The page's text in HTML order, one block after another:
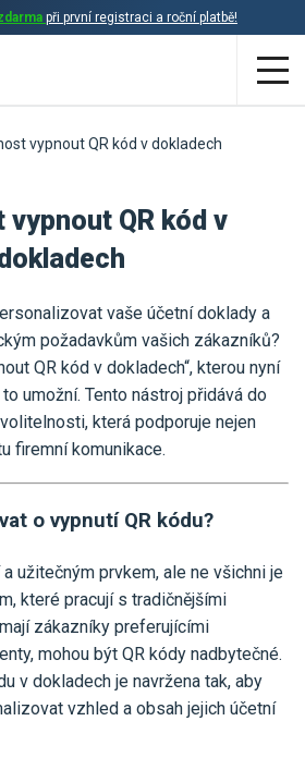
při první registraci a roční platbě!
evidence
funkcí
Online účetnictví
Online daňová evidence
Propojení s bankou
Ceník a sklady
One Stop Shop (OSS)
Všechny funkce
služby
účetních služeb
účetních služeb
koho je určené
Blog Kontakt
ZDARMA PŘIHLÁSIT SE
vypnout QR kód v dokladech
vypnout QR kód v
vaše účetní doklady a
požadavkům vašich zákazníků?
QR kód v dokladech“, kterou nyní
to umožní. Tento nástroj přidává do
která podporuje nejen
firemní komunikace.
o vypnutí QR kódu?
užitečným prvkem, ale ne všichni je
které pracují s tradičnějšími
zákazníky preferujícími
mohou být QR kódy nadbytečné.
v dokladech je navržena tak, aby
vzhled a obsah jejich účetní